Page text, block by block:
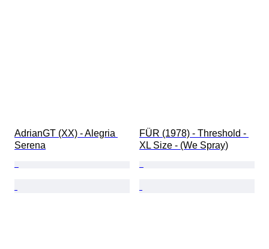
AdrianGT (XX) - Alegria
Serena
FÜR (1978) - Threshold -
XL Size - (We Spray)